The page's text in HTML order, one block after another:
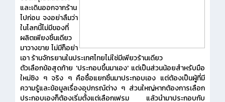
และเดินออกจากร้าน
ไปก่อน จงอย่าลืมว่า
ในโลกนี้ไม่มีของที่
ผลิตเพียงชิ้นเดียว
มาวางขาย ไม่มีก็อย่า
เอา ร้านจักรยานในประเทศไทยไม่ใช่มีเพียวร้านเดียว
ตัวเลือกข้อสุดท้าย 'ประกอบขึ้นมาเอง' แต่เป็นส่วนน้อยสำหรับมือ
ใหม่ซิง ๆ จริง ๆ คือซื้อแยกชิ้นมาประกอบเอง แต่ต้องเป็นผู้ที่มี
ความรู้และข้อมูลเรื่องอุปกรณ์ต่าง ๆ ส่วนใหญ่หากต้องการเลือก
ประกอบเองก็ต้องเริ่มตั้งแต่เลือกเฟรม แล้วนำมาประกอบกับ